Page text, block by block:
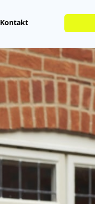
Kontakt